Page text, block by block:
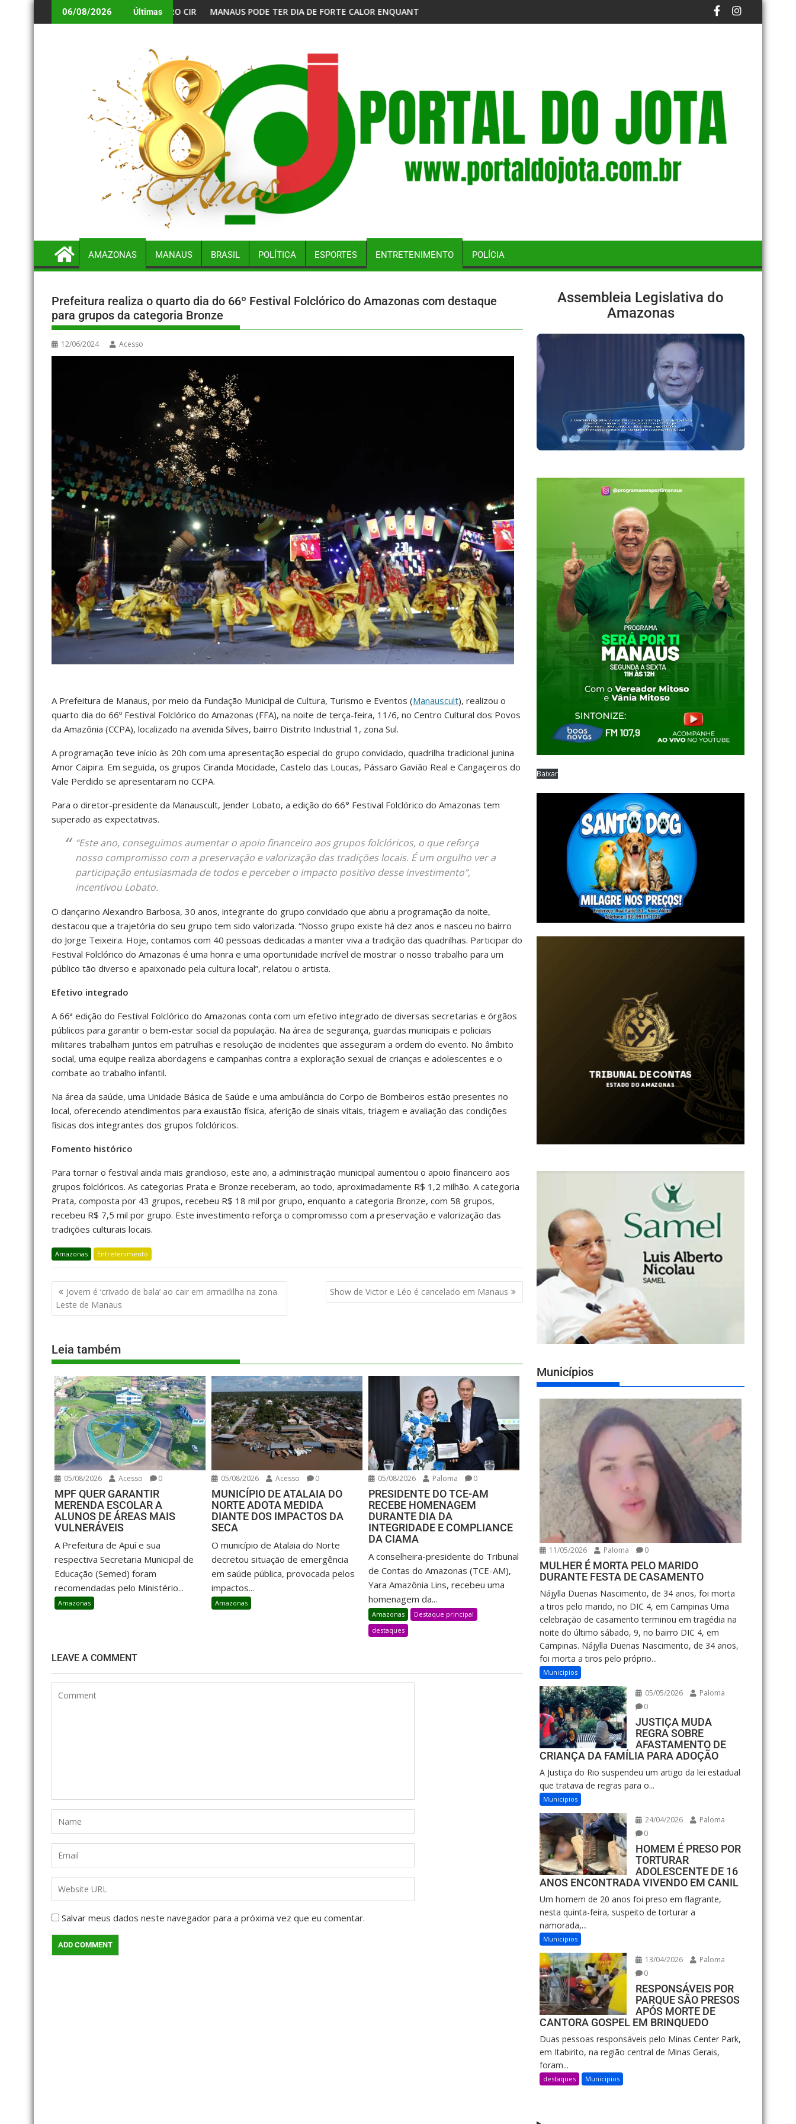
06/08/2026 Últimas
E CENTRO CIRÚRGICO PARA CAAPIRANGA
MANAUS PODE TER DIA DE FORTE CALOR ENQUANTO MORADORES AGUARDAM NORMALIZAÇÃO DO ABASTECIMENTO
MPF QUER GARANTIR MERENDA ESCOLAR A ALUNOS DE ÁREAS MAIS VULNERÁVEISTRONCO DE ÁRVORE ATINGE IDOSO EM CASO
AMAZONAS MANAUS BRASIL POLÍTICA ESPORTES ENTRETENIMENTO POLÍCIA
Prefeitura realiza o quarto dia do 66º Festival Folclórico do Amazonas com destaque
para grupos da categoria Bronze
12/06/2024 Acesso
A Prefeitura de Manaus, por meio da Fundação Municipal de Cultura, Turismo e Eventos (Manauscult), realizou o
quarto dia do 66º Festival Folclórico do Amazonas (FFA), na noite de terça-feira, 11/6, no Centro Cultural dos Povos
da Amazônia (CCPA), localizado na avenida Silves, bairro Distrito Industrial 1, zona Sul.
A programação teve início às 20h com uma apresentação especial do grupo convidado, quadrilha tradicional junina
Amor Caipira. Em seguida, os grupos Ciranda Mocidade, Castelo das Loucas, Pássaro Gavião Real e Cangaçeiros do
Vale Perdido se apresentaram no CCPA.
Para o diretor-presidente da Manauscult, Jender Lobato, a edição do 66° Festival Folclórico do Amazonas tem
superado as expectativas.
“Este ano, conseguimos aumentar o apoio financeiro aos grupos folclóricos, o que reforça
nosso compromisso com a preservação e valorização das tradições locais. É um orgulho ver a
participação entusiasmada de todos e perceber o impacto positivo desse investimento”,
incentivou Lobato.
O dançarino Alexandro Barbosa, 30 anos, integrante do grupo convidado que abriu a programação da noite,
destacou que a trajetória do seu grupo tem sido valorizada. “Nosso grupo existe há dez anos e nasceu no bairro
do Jorge Teixeira. Hoje, contamos com 40 pessoas dedicadas a manter viva a tradição das quadrilhas. Participar do
Festival Folclórico do Amazonas é uma honra e uma oportunidade incrível de mostrar o nosso trabalho para um
público tão diverso e apaixonado pela cultura local”, relatou o artista.
Efetivo integrado
A 66ª edição do Festival Folclórico do Amazonas conta com um efetivo integrado de diversas secretarias e órgãos
públicos para garantir o bem-estar social da população. Na área de segurança, guardas municipais e policiais
militares trabalham juntos em patrulhas e resolução de incidentes que asseguram a ordem do evento. No âmbito
social, uma equipe realiza abordagens e campanhas contra a exploração sexual de crianças e adolescentes e o
combate ao trabalho infantil.
Na área da saúde, uma Unidade Básica de Saúde e uma ambulância do Corpo de Bombeiros estão presentes no
local, oferecendo atendimentos para exaustão física, aferição de sinais vitais, triagem e avaliação das condições
físicas dos integrantes dos grupos folclóricos.
Fomento histórico
Para tornar o festival ainda mais grandioso, este ano, a administração municipal aumentou o apoio financeiro aos
grupos folclóricos. As categorias Prata e Bronze receberam, ao todo, aproximadamente R$ 1,2 milhão. A categoria
Prata, composta por 43 grupos, recebeu R$ 18 mil por grupo, enquanto a categoria Bronze, com 58 grupos,
recebeu R$ 7,5 mil por grupo. Este investimento reforça o compromisso com a preservação e valorização das
tradições culturais locais.
Amazonas Entretenimento
Jovem é ‘crivado de bala’ ao cair em armadilha na zona
Leste de Manaus
Show de Victor e Léo é cancelado em Manaus
Leia também
05/08/2026 Acesso 0
MPF QUER GARANTIR
MERENDA ESCOLAR A
ALUNOS DE ÁREAS MAIS
VULNERÁVEIS
A Prefeitura de Apuí e sua
respectiva Secretaria Municipal de
Educação (Semed) foram
recomendadas pelo Ministério...
Amazonas
05/08/2026 Acesso 0
MUNICÍPIO DE ATALAIA DO
NORTE ADOTA MEDIDA
DIANTE DOS IMPACTOS DA
SECA
O município de Atalaia do Norte
decretou situação de emergência
em saúde pública, provocada pelos
impactos...
Amazonas
05/08/2026 Paloma 0
PRESIDENTE DO TCE-AM
RECEBE HOMENAGEM
DURANTE DIA DA
INTEGRIDADE E COMPLIANCE
DA CIAMA
A conselheira-presidente do Tribunal
de Contas do Amazonas (TCE-AM),
Yara Amazônia Lins, recebeu uma
homenagem da...
Amazonas
Destaque principal
destaques
LEAVE A COMMENT
Salvar meus dados neste navegador para a próxima vez que eu comentar.
Assembleia Legislativa do
Amazonas
Baixar
Municípios
11/05/2026 Paloma 0
MULHER É MORTA PELO MARIDO
DURANTE FESTA DE CASAMENTO
Nájylla Duenas Nascimento, de 34 anos, foi morta
a tiros pelo marido, no DIC 4, em Campinas Uma
celebração de casamento terminou em tragédia na
noite do último sábado, 9, no bairro DIC 4, em
Campinas. Nájylla Duenas Nascimento, de 34 anos,
foi morta a tiros pelo próprio...
Municipios
05/05/2026
Paloma
0
JUSTIÇA MUDA
REGRA SOBRE
AFASTAMENTO DE
CRIANÇA DA FAMÍLIA PARA ADOÇÃO
A Justiça do Rio suspendeu um artigo da lei estadual
que tratava de regras para o...
Municipios
24/04/2026
Paloma
0
HOMEM É PRESO POR
TORTURAR
ADOLESCENTE DE 16
ANOS ENCONTRADA VIVENDO EM CANIL
Um homem de 20 anos foi preso em flagrante,
nesta quinta-feira, suspeito de torturar a
namorada,...
Municipios
13/04/2026
Paloma
0
RESPONSÁVEIS POR
PARQUE SÃO PRESOS
APÓS MORTE DE
CANTORA GOSPEL EM BRINQUEDO
Duas pessoas responsáveis pelo Minas Center Park,
em Itabirito, na região central de Minas Gerais,
foram...
destaques Municipios